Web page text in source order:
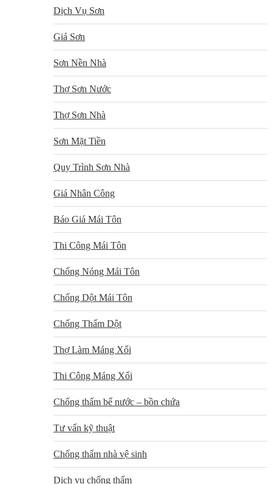
Dịch Vụ Sơn
Giá Sơn
Sơn Nền Nhà
Thợ Sơn Nước
Thợ Sơn Nhà
Sơn Mặt Tiền
Quy Trình Sơn Nhà
Giá Nhân Công
Báo Giá Mái Tôn
Thi Công Mái Tôn
Chống Nóng Mái Tôn
Chống Dột Mái Tôn
Chống Thấm Dột
Thợ Làm Máng Xối
Thi Công Máng Xối
Chống thấm bể nước – bồn chứa
Tư vấn kỹ thuật
Chống thấm nhà vệ sinh
Dịch vụ chống thấm